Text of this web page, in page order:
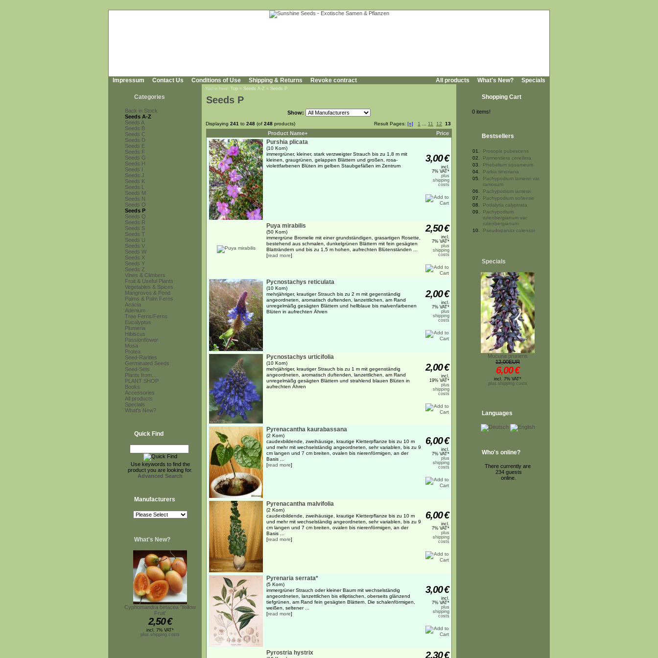
Impressum Contact Us Conditions of Use Shipping & Returns Revoke contract All products What's New? Specials
Categories
Back in Stock
Seeds A-Z
Seeds A
Seeds B
Seeds C
Seeds D
Seeds E
Seeds F
Seeds G
Seeds H
Seeds I
Seeds J
Seeds K
Seeds L
Seeds M
Seeds N
Seeds O
Seeds P
Seeds Q
Seeds R
Seeds S
Seeds T
Seeds U
Seeds V
Seeds W
Seeds X
Seeds Y
Seeds Z
Vines & Climbers
Fruit & Useful Plants
Vegetables & Spices
Mangroves & Pond
Palms & Palm Ferns
Acacia
Adenium
Tree Ferns/Ferns
Eucalyptus
Plumeria
Hibiscus
Passionflower
Musa
Protea
Seed-Rarities
Germinated Seeds
Seed-Sets
Plants from...
PLANT SHOP
Books
Accessories
All products
Specials
What's New?
Quick Find
Use keywords to find the
product you are looking for.
Advanced Search
Manufacturers
What's New?
Cyphomandra betacea 'Yellow
Fruit'
2,50€
incl. 7% VAT*
plus shipping costs
You're here: Top » Seeds A-Z » Seeds P
Seeds P
Show:
Displaying 241 to 248 (of 248 products) Result Pages: [«] 1 11 12 13
Product Name+ Price
Purshia plicata
(10 Korn)
immergrüner, kleiner, stark verzweigter Strauch bis zu 1,8 m mit
kleinen, graugrünen, gelappen Blättern und großen, rosa-
violettfarbenen Blüten im gelben Staubgefäßen im Zentrum
3,00€
incl.
7% VAT*
plus
shipping
costs
Puya mirabilis
(50 Korn)
immergrüne Bromelie mit einer grundständigen, grasartigen Rosette,
bestehend aus schmalen, dunkelgrünen Blättern mit fein gesägten
Blatträndern und bis zu 1,5 m hohen, aufrechten Blütenständen ...
[read more]
2,50€
incl.
7% VAT*
plus
shipping
costs
Pycnostachys reticulata
(10 Korn)
mehrjähriger, krautiger Strauch bis zu 2 m mit gegenständig
angeordneten, aromatisch duftenden, lanzettlichen, am Rand
unregelmäßg gesägten Blättern und hellblaue bis malvenfarbenen
Blüten in aufrechten Ähren
2,00€
incl.
7% VAT*
plus
shipping
costs
Pycnostachys urticifolia
(10 Korn)
mehrjähriger, krautiger Strauch bis zu 1 m mit gegenständig
angeordneten, aromatisch duftenden, lanzettlichen, am Rand
unregelmäßg gesägten Blättern und strahlend blauen Blüten in
aufrechten Ähren
2,00€
incl.
19% VAT*
plus
shipping
costs
Pyrenacantha kaurabassana
(2 Korn)
caudexbildende, zweihäusige, krautige Kletterpflanze bis zu 10 m
und mehr mit wechselständig angeordneten, sehr variablen, bis zu 9
cm langen und 7 cm breiten, ovalen bis nierenförmigen, an der
Basis ...
[read more]
6,00€
incl.
7% VAT*
plus
shipping
costs
Pyrenacantha malvifolia
(2 Korn)
caudexbildende, zweihäusige, krautige Kletterpflanze bis zu 10 m
und mehr mit wechselständig angeordneten, sehr variablen, bis zu 9
cm langen und 7 cm breiten, ovalen bis nierenförmigen, an der
Basis ...
[read more]
6,00€
incl.
7% VAT*
plus
shipping
costs
Pyrenaria serrata*
(5 Korn)
immergrüner Strauch oder kleiner Baum mit wechselständig
angeordneten, lanzettlichen bis elliptischen, oberseits glänzend
tiefgrünen, am Rand fein gesägten Blättern. Die schalenförmigen,
weißen, seltener ...
[read more]
3,00€
incl.
7% VAT*
plus
shipping
costs
Pyrostria hystrix 2,30€
Shopping Cart
0 items!
Bestsellers
01.
Prosopis pubescens
02.
Parmentiera cereifera
03.
Phebalium squameum
04.
Parkia timoriana
05.
Pachypodium lamerei var.
ramosum
06.
Pachypodium lamerei
07.
Pachypodium sofiense
08.
Podalyria calyptrata
09.
Pachypodium
rutenbergianum var.
rutenbergianum
10.
Pseudopanax colensoi
Specials
Mucuna pruriens
12,00EUR
6,00€
incl. 7% VAT*
plus shipping costs
Languages
Who's online?
There currently are
234 guests
online.